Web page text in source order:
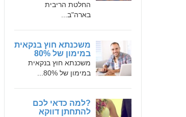
החלטת הריבית
בארה"ב...
משכנתא חוץ בנקאית
במימון של 80%
משכנתא חוץ בנקאית
במימון של 80%...
?למה כדאי לכם
להתחתן דווקא